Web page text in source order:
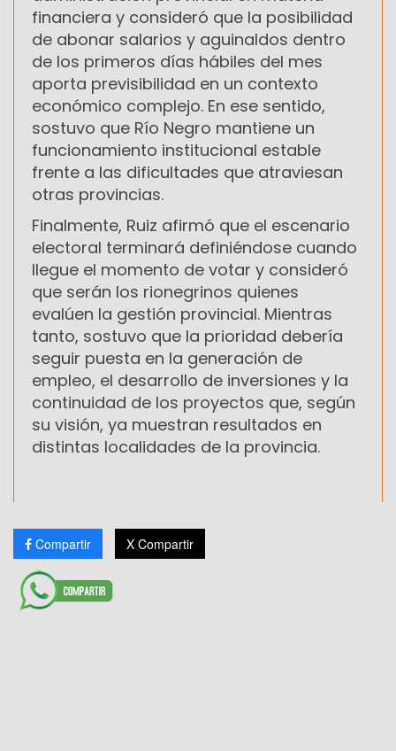
financiera y consideró que la posibilidad
de abonar salarios y aguinaldos dentro
de los primeros días hábiles del mes
aporta previsibilidad en un contexto
económico complejo. En ese sentido,
sostuvo que Río Negro mantiene un
funcionamiento institucional estable
frente a las dificultades que atraviesan
otras provincias.
Finalmente, Ruiz afirmó que el escenario
electoral terminará definiéndose cuando
llegue el momento de votar y consideró
que serán los rionegrinos quienes
evalúen la gestión provincial. Mientras
tanto, sostuvo que la prioridad debería
seguir puesta en la generación de
empleo, el desarrollo de inversiones y la
continuidad de los proyectos que, según
su visión, ya muestran resultados en
distintas localidades de la provincia.
Compartir X Compartir